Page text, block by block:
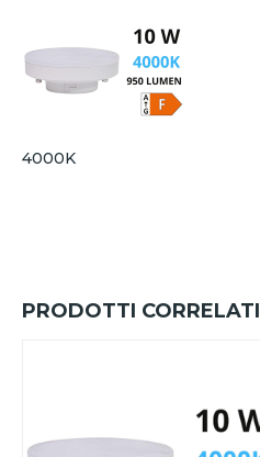
4000K
PRODOTTI CORRELATI